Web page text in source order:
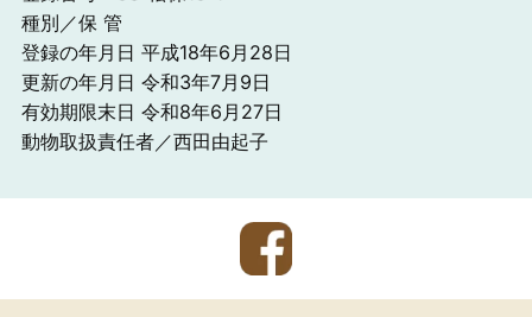
種別／保 管
登録の年月日 平成18年6月28日
更新の年月日 令和3年7月9日
有効期限末日 令和8年6月27日
動物取扱責任者／西田由起子